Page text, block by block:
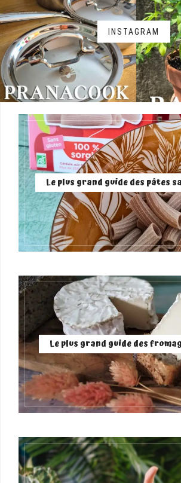
INSTAGRAM
Le plus grand guide des pâtes
Le plus grand guide des